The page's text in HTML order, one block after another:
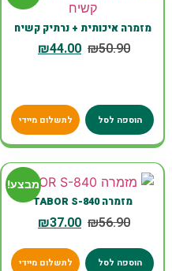
מזמרה איכותית + נרתיק קשיח
₪50.90
₪44.00
הוספה לסל לתשלום מיידי
מבצע!
מזמרה TABOR S-840
₪56.90
₪37.00
הוספה לסל לתשלום מיידי